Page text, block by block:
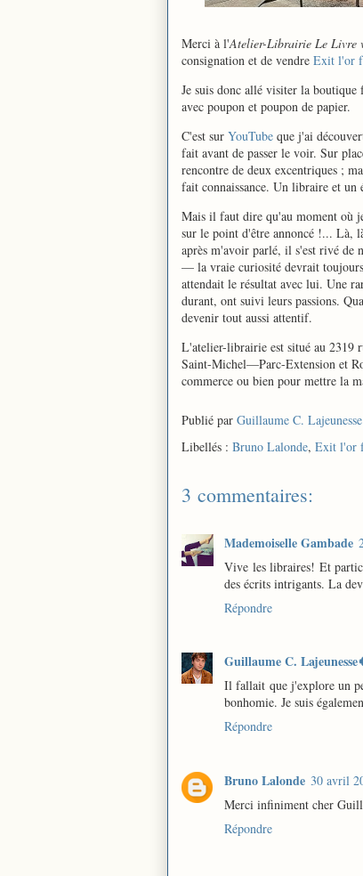
Merci à l'Atelier-Librairie Le Livre
consignation et de vendre Exit l'or
Je suis donc allé visiter la
avec poupon et poupon de papier.
C'est sur YouTube que j'ai
fait avant de passer le voir. Sur
rencontre de deux excentriques ;
fait connaissance. Un libraire et un
Mais il faut dire qu'au moment où
sur le point d'être annoncé !... Là,
après m'avoir parlé, il s'est rivé de
— la vraie curiosité devrait
attendait le résultat avec lui. Une
durant, ont suivi leurs passions.
devenir tout aussi attentif.
L'atelier-librairie est situé au
Saint-Michel—Parc-Extension et
commerce ou bien pour mettre la
Publié par Guillaume C.
Libellés : Bruno Lalonde, Exit l'or
3 commentaires:
Mademoiselle Gambade
Vive les libraires! Et
des écrits intrigants. La
Répondre
Guillaume C.
Il fallait que j'explore un
bonhomie. Je suis
Répondre
Bruno Lalonde 30 avril
Merci infiniment cher
Répondre